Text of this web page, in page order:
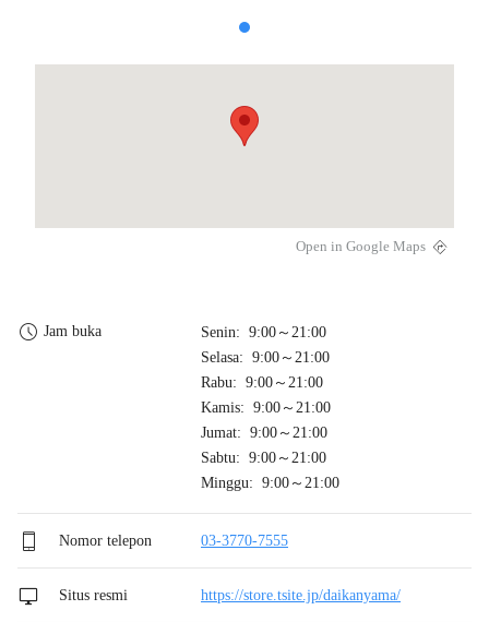
Open in Google Maps
Jam buka
Senin: 9:00～21:00
Selasa: 9:00～21:00
Rabu: 9:00～21:00
Kamis: 9:00～21:00
Jumat: 9:00～21:00
Sabtu: 9:00～21:00
Minggu: 9:00～21:00
Nomor telepon 03-3770-7555
Situs resmi https://store.tsite.jp/daikanyama/